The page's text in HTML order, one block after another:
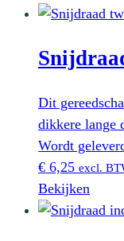
Dit
dikkere lange
Wordt
€ 6,25 excl.
Bekijken